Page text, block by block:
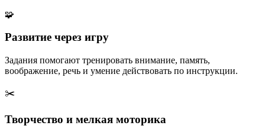
🧩
Развитие через игру
Задания помогают тренировать внимание, память,
воображение, речь и умение действовать по инструкции.
✂️
Творчество и мелкая моторика